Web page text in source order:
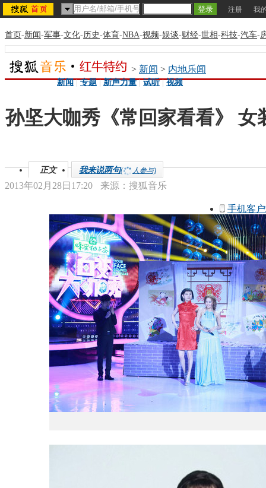
注册 我
首页-新闻-军事-文化-历史-体育-NBA-视频-娱谈-财经-世相-科技-汽车-
> 新闻 > 内地乐闻
新闻|专题|新声力量|试听|视频
孙坚大咖秀《常回家看看》 女
正文 我来说两句( 人参与)
2013年02月28日17:20 来源： 搜狐音乐
手机客